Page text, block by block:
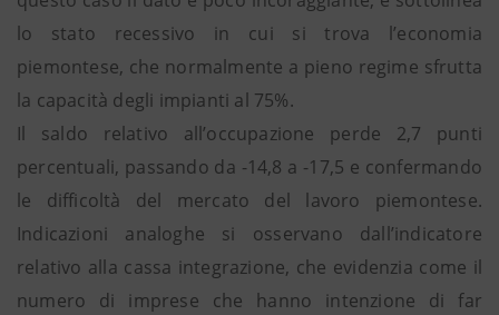
lo stato recessivo in cui si trova l’economia
piemontese, che normalmente a pieno regime sfrutta
la capacità degli impianti al 75%.
Il saldo relativo all’occupazione perde 2,7 punti
percentuali, passando da -14,8 a -17,5 e confermando
le difficoltà del mercato del lavoro piemontese.
Indicazioni analoghe si osservano dall’indicatore
relativo alla cassa integrazione, che evidenzia come il
numero di imprese che hanno intenzione di far